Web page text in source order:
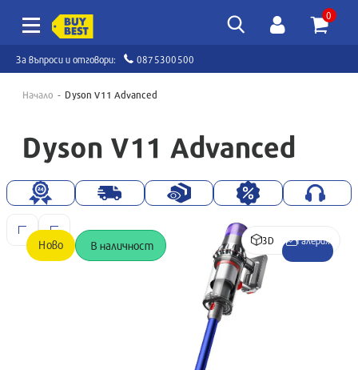
0
За въпроси и отговори: 0875300500
Начало Dyson V11 Advanced
Dyson V11 Advanced
Ново В наличност 3D Галерия